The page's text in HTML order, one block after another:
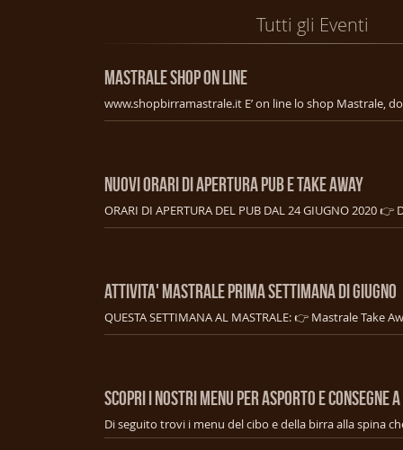
Tutti gli Eventi
MASTRALE SHOP ON LINE
NUOVI ORARI DI APERTURA PUB E TAKE AWAY
ATTIVITA' MASTRALE PRIMA SETTIMANA DI GIUGNO
SCOPRI I NOSTRI MENU PER ASPORTO E CONSEGNE